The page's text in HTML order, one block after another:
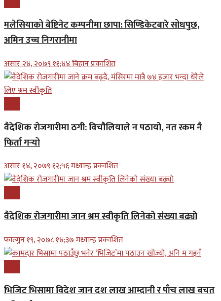
मलेसियाको बेष्टिनेट कम्पनीमा छापा: सिण्डिकेटबारे सोधपुछ,
अमिन उच्च निगरानीमा
असार २४, २०७९ ११;४४ बिहान प्रकाशित
वैदेशिक रोजगारीमा ठगी: विचौलियाले न पठायो, नत रकम नै
फिर्ता गर्‍यो
असार १४, २०७९ १२;५६ मध्यान्ह प्रकाशित
वैदेशिक रोजगारीमा जान श्रम स्वीकृति लिनेको संख्या बढ्याे
फाल्गुन १९, २०७८ १४;३७ मध्यान्ह प्रकाशित
भिजिट भिसामा विदेश जान दश लाख आम्दानी र पाँच लाख बचत